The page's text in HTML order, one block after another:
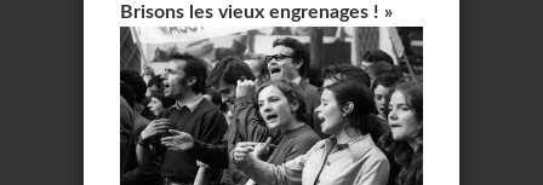
Brisons les vieux engrenages ! »